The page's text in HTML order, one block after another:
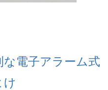
な電子アラーム式
け